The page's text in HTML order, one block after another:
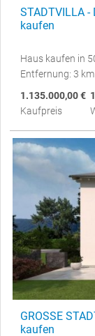
STADTVILLA -
kaufen
Haus kaufen in
Entfernung: 3 km
1.135.000,00 €
Kaufpreis
GROSSE
kaufen